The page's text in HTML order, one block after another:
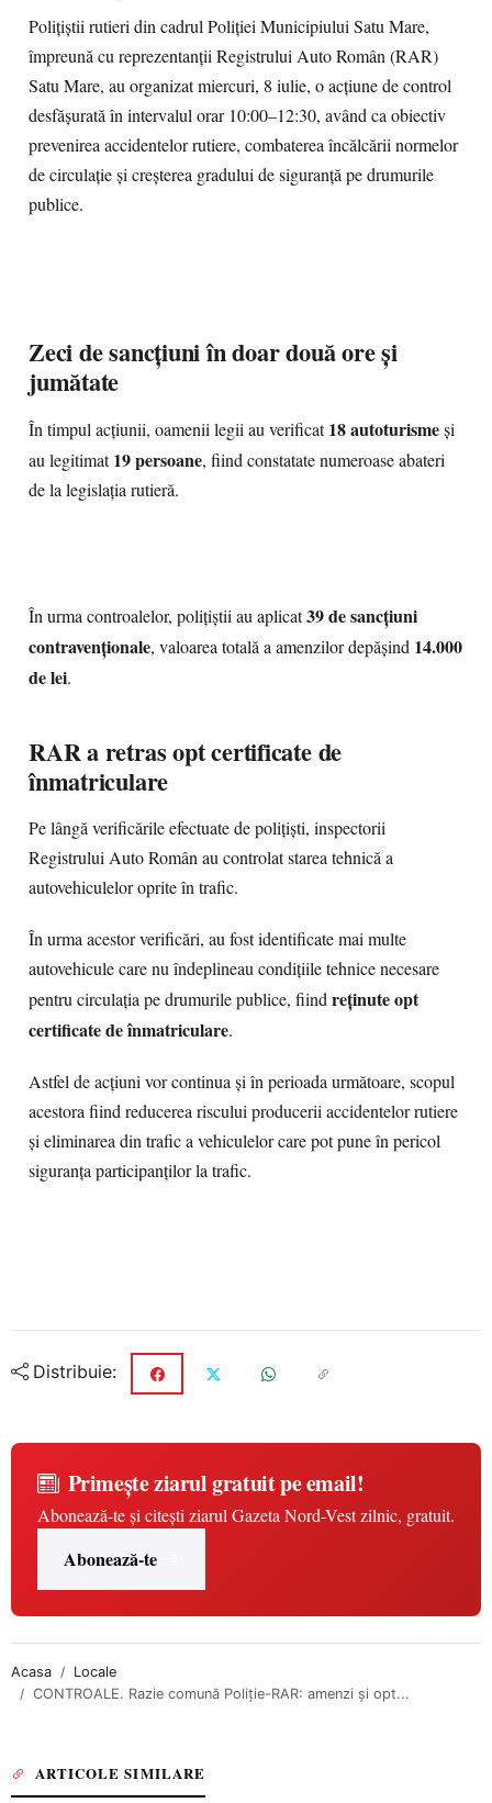
Polițiștii rutieri din cadrul Poliției Municipiului Satu Mare,
împreună cu reprezentanții Registrului Auto Român (RAR)
Satu Mare, au organizat miercuri, 8 iulie, o acțiune de control
desfășurată în intervalul orar 10:00–12:30, având ca obiectiv
prevenirea accidentelor rutiere, combaterea încălcării normelor
de circulație și creșterea gradului de siguranță pe drumurile
publice.
Zeci de sancțiuni în doar două ore și
jumătate
În timpul acțiunii, oamenii legii au verificat18 autoturismeși
au legitimat19 persoane, fiind constatate numeroase abateri
de la legislația rutieră.
În urma controalelor, polițiștii au aplicat39 de sancțiuni
contravenționale, valoarea totală a amenzilor depășind 14.000
de lei.
RAR a retras opt certificate de
înmatriculare
Pe lângă verificările efectuate de polițiști, inspectorii
Registrului Auto Român au controlat starea tehnică a
autovehiculelor oprite în trafic.
În urma acestor verificări, au fost identificate mai multe
autovehicule care nu îndeplineau condițiile tehnice necesare
pentru circulația pe drumurile publice, fiindreținute opt
certificate de înmatriculare.
Astfel de acțiuni vor continua și în perioada următoare, scopul
acestora fiind reducerea riscului producerii accidentelor rutiere
și eliminarea din trafic a vehiculelor care pot pune în pericol
siguranța participanților la trafic.
Distribuie:
Primește ziarul gratuit pe email!
Abonează-te și citești ziarul Gazeta Nord-Vest zilnic, gratuit.
Abonează-te
Acasa
Locale
CONTROALE. Razie comună Poliție-RAR: amenzi și opt...
ARTICOLE SIMILARE